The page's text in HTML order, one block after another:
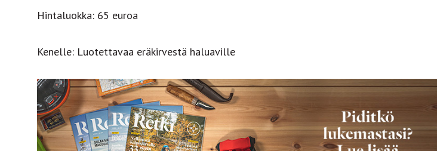
Hintaluokka: 65 euroa
Kenelle: Luotettavaa eräkirvestä haluaville